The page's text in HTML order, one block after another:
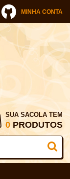
MINHA CONTA
SUA SACOLA TEM
0 PRODUTOS